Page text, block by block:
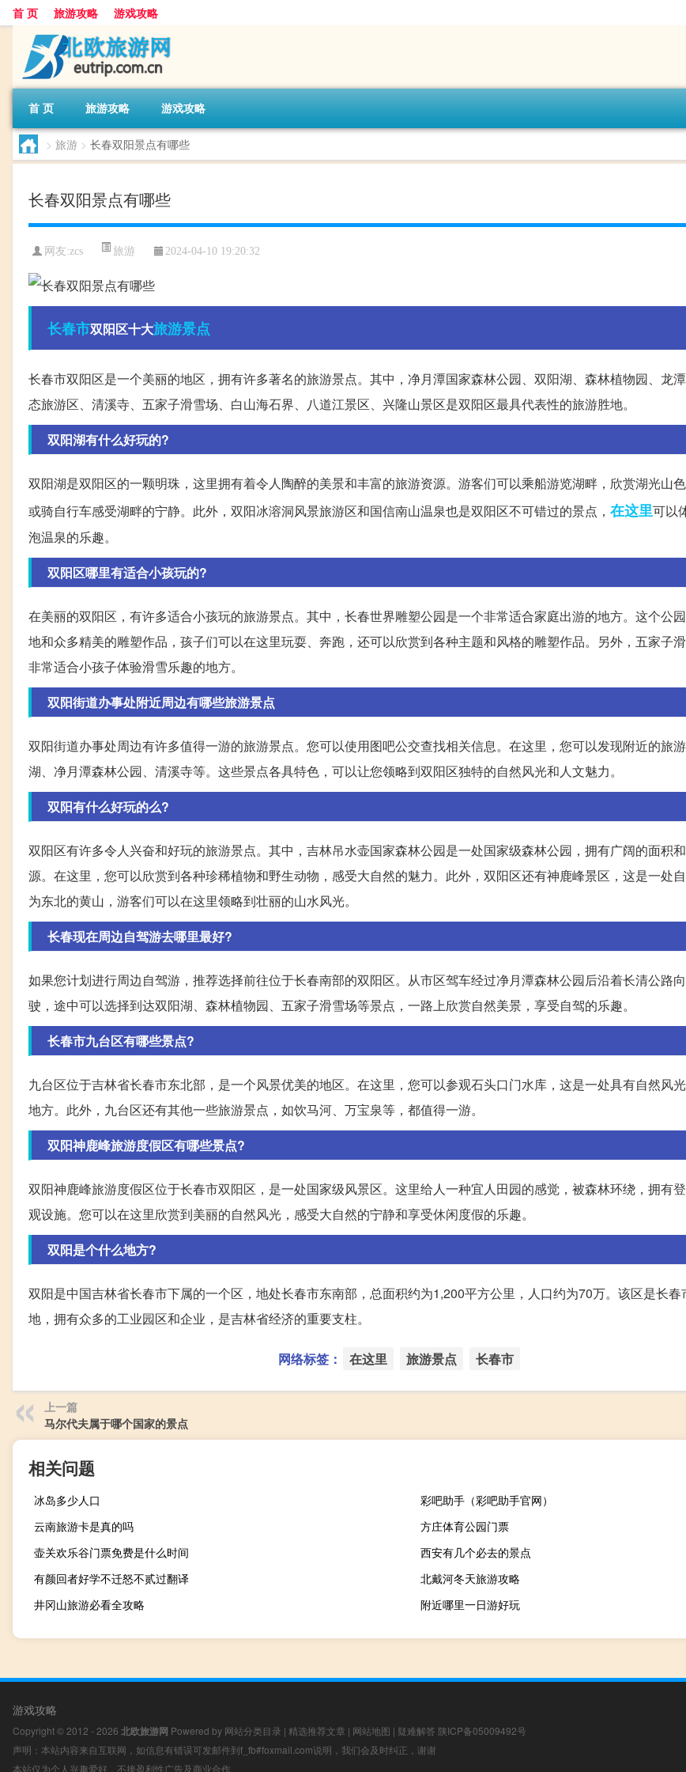
首 页 旅游攻略 游戏攻略
首 页 旅游攻略 游戏攻略
> 旅游 > 长春双阳景点有哪些
长春双阳景点有哪些
网友:zcs 旅游 2024-04-10 19:20:32
长春市双阳区十大旅游景点
长春市双阳区是一个美丽的地区，拥有许多著名的旅游景点。其中，净月潭国家森林公园、双阳湖、森林植物园、龙
态旅游区、清溪寺、五家子滑雪场、白山海石界、八道江景区、兴隆山景区是双阳区最具代表性的旅游胜地。
双阳湖有什么好玩的?
双阳湖是双阳区的一颗明珠，这里拥有着令人陶醉的美景和丰富的旅游资源。游客们可以乘船游览湖畔，欣赏湖光山
或骑自行车感受湖畔的宁静。此外，双阳冰溶洞风景旅游区和国信南山温泉也是双阳区不可错过的景点， 在这里可以
泡温泉的乐趣。
双阳区哪里有适合小孩玩的?
在美丽的双阳区，有许多适合小孩玩的旅游景点。其中，长春世界雕塑公园是一个非常适合家庭出游的地方。这个公
地和众多精美的雕塑作品，孩子们可以在这里玩耍、奔跑，还可以欣赏到各种主题和风格的雕塑作品。另外，五家子
非常适合小孩子体验滑雪乐趣的地方。
双阳街道办事处附近周边有哪些旅游景点
双阳街道办事处周边有许多值得一游的旅游景点。您可以使用图吧公交查找相关信息。在这里，您可以发现附近的旅
湖、净月潭森林公园、清溪寺等。这些景点各具特色，可以让您领略到双阳区独特的自然风光和人文魅力。
双阳有什么好玩的么?
双阳区有许多令人兴奋和好玩的旅游景点。其中，吉林吊水壶国家森林公园是一处国家级森林公园，拥有广阔的面积
源。在这里，您可以欣赏到各种珍稀植物和野生动物，感受大自然的魅力。此外，双阳区还有神鹿峰景区，这是一处
为东北的黄山，游客们可以在这里领略到壮丽的山水风光。
长春现在周边自驾游去哪里最好?
如果您计划进行周边自驾游，推荐选择前往位于长春南部的双阳区。从市区驾车经过净月潭森林公园后沿着长清公路
驶，途中可以选择到达双阳湖、森林植物园、五家子滑雪场等景点，一路上欣赏自然美景，享受自驾的乐趣。
长春市九台区有哪些景点?
九台区位于吉林省长春市东北部，是一个风景优美的地区。在这里，您可以参观石头口门水库，这是一处具有自然风
地方。此外，九台区还有其他一些旅游景点，如饮马河、万宝泉等，都值得一游。
双阳神鹿峰旅游度假区有哪些景点?
双阳神鹿峰旅游度假区位于长春市双阳区，是一处国家级风景区。这里给人一种宜人田园的感觉，被森林环绕，拥有
观设施。您可以在这里欣赏到美丽的自然风光，感受大自然的宁静和享受休闲度假的乐趣。
双阳是个什么地方?
双阳是中国吉林省长春市下属的一个区，地处长春市东南部，总面积约为1,200平方公里，人口约为70万。该区是长春
地，拥有众多的工业园区和企业，是吉林省经济的重要支柱。
网络标签： 在这里 旅游景点 长春市
上一篇
马尔代夫属于哪个国家的景点
相关问题
冰岛多少人口
彩吧助手（彩吧助手官网）
云南旅游卡是真的吗
方庄体育公园门票
壶关欢乐谷门票免费是什么时间
西安有几个必去的景点
有颜回者好学不迁怒不贰过翻译
北戴河冬天旅游攻略
井冈山旅游必看全攻略
附近哪里一日游好玩
游戏攻略
Copyright © 2012 - 2026 北欧旅游网 Powered by 网站分类目录 | 精选推荐文章 | 网站地图 | 疑难解答 陕ICP备05009492号
声明：本站内容来自互联网，如信息有错误可发邮件到f_fb#foxmail.com说明，我们会及时纠正，谢谢
本站仅为个人兴趣爱好，不接盈利性广告及商业合作